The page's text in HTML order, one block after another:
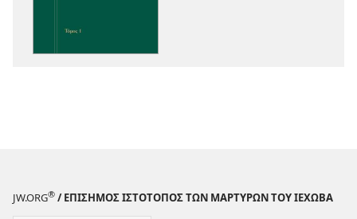
JW.ORG® / ΕΠΙΣΗΜΟΣ ΙΣΤΟΤΟΠΟΣ ΤΩΝ ΜΑΡΤΥΡΩΝ ΤΟΥ ΙΕΧΩΒΑ